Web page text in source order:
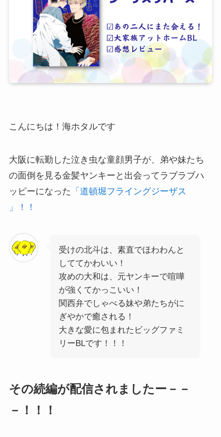
こんにちは！海ホタルです
大阪に転勤した泣き虫な童顔男子が、弟や妹たち
の面倒を見る金髪ヤンキーと出会ってラブラブハ
ッピーになった 「道頓堀フライングジーザス
」！！
受けの北斗は、素直でほわわんと
しててかわいい！
攻めの大和は、元ヤンキーで喧嘩
が強くてかっこいい！
関西弁でしゃべる妹や弟たちがに
ぎやかで癒される！
大きな愛に包まれたビッグファミ
リーBLです！！！
その続編が配信されましたー－－
－！！！